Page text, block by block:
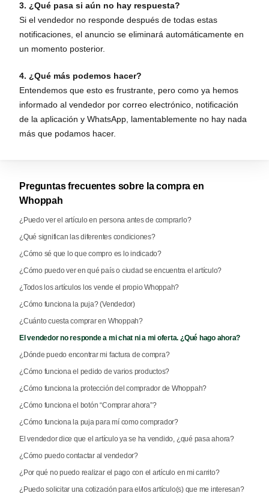
3. ¿Qué pasa si aún no hay respuesta?
Si el vendedor no responde después de todas estas
notificaciones, el anuncio se eliminará automáticamente en
un momento posterior.
4. ¿Qué más podemos hacer?
Entendemos que esto es frustrante, pero como ya hemos
informado al vendedor por correo electrónico, notificación
de la aplicación y WhatsApp, lamentablemente no hay nada
más que podamos hacer.
Preguntas frecuentes sobre la compra en
Whoppah
¿Puedo ver el artículo en persona antes de comprarlo?
¿Qué significan las diferentes condiciones?
¿Cómo sé que lo que compro es lo indicado?
¿Cómo puedo ver en qué país o ciudad se encuentra el artículo?
¿Todos los artículos los vende el propio Whoppah?
¿Cómo funciona la puja? (Vendedor)
¿Cuánto cuesta comprar en Whoppah?
El vendedor no responde a mi chat ni a mi oferta. ¿Qué hago ahora?
¿Dónde puedo encontrar mi factura de compra?
¿Cómo funciona el pedido de varios productos?
¿Cómo funciona la protección del comprador de Whoppah?
¿Cómo funciona el botón “Comprar ahora”?
¿Cómo funciona la puja para mí como comprador?
El vendedor dice que el artículo ya se ha vendido, ¿qué pasa ahora?
¿Cómo puedo contactar al vendedor?
¿Por qué no puedo realizar el pago con el artículo en mi carrito?
¿Puedo solicitar una cotización para el/los artículo(s) que me interesan?